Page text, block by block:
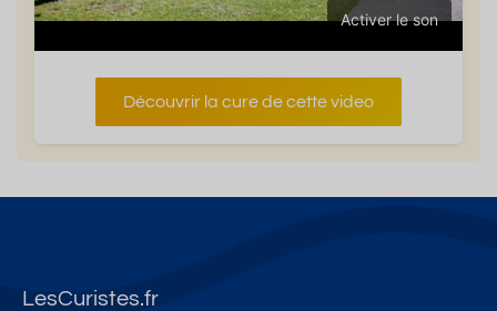
Activer le son
Découvrir la cure de cette video
LesCuristes.fr